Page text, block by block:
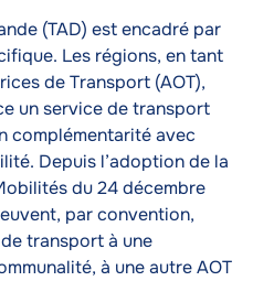
(TAD) est encadré par
Les régions, en tant
de Transport (AOT),
un service de transport
complémentarité avec
Depuis l’adoption de la
du 24 décembre
par convention,
transport à une
à une autre AOT